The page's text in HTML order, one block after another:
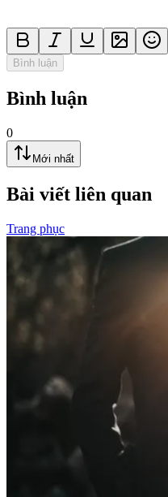
Bình luận
Bình luận
0
Mới nhất
Bài viết liên quan
Trang phục